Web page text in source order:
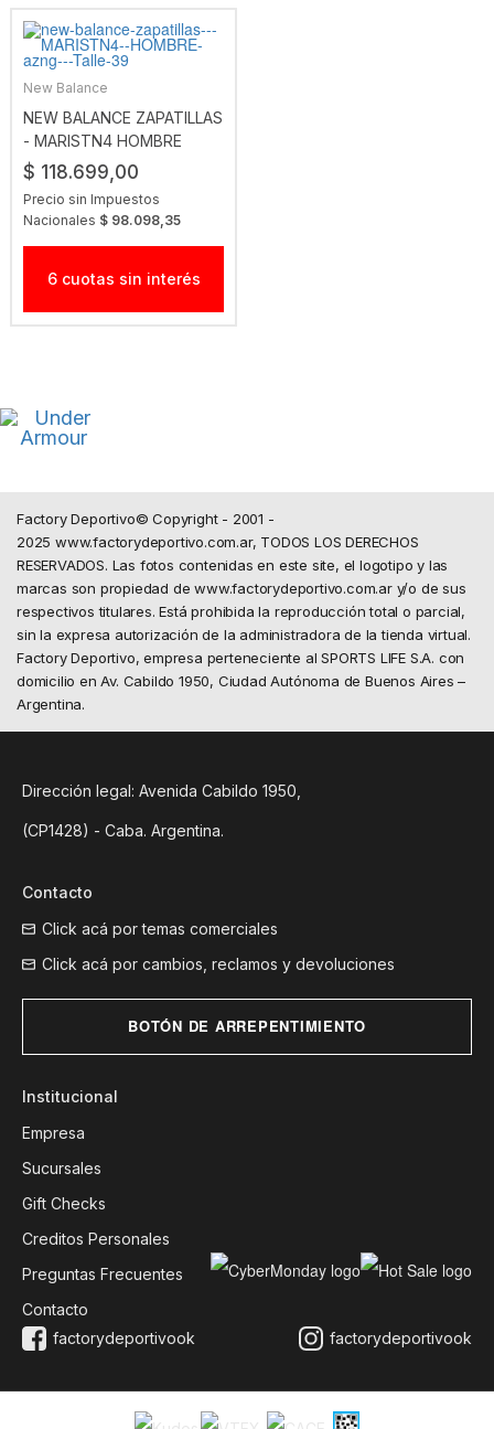
New Balance
NEW BALANCE ZAPATILLAS
- MARISTN4 HOMBRE
AZNG
$ 118.699,00
Precio sin Impuestos
Nacionales $ 98.098,35
6 cuotas sin interés
Factory Deportivo© Copyright - 2001 -
2025 www.factorydeportivo.com.ar, TODOS LOS DERECHOS
RESERVADOS. Las fotos contenidas en este site, el logotipo y las
marcas son propiedad de www.factorydeportivo.com.ar y/o de sus
respectivos titulares. Está prohibida la reproducción total o parcial,
sin la expresa autorización de la administradora de la tienda virtual.
Factory Deportivo, empresa perteneciente al SPORTS LIFE S.A. con
domicilio en Av. Cabildo 1950, Ciudad Autónoma de Buenos Aires –
Argentina.
Dirección legal: Avenida Cabildo 1950,
(CP1428) - Caba. Argentina.
Institucional
Empresa
Sucursales
Gift Checks
Creditos Personales
Preguntas Frecuentes
Contacto
Contacto
Click acá por temas comerciales
Click acá por cambios, reclamos y devoluciones
BOTÓN DE ARREPENTIMIENTO
factorydeportivook factorydeportivook